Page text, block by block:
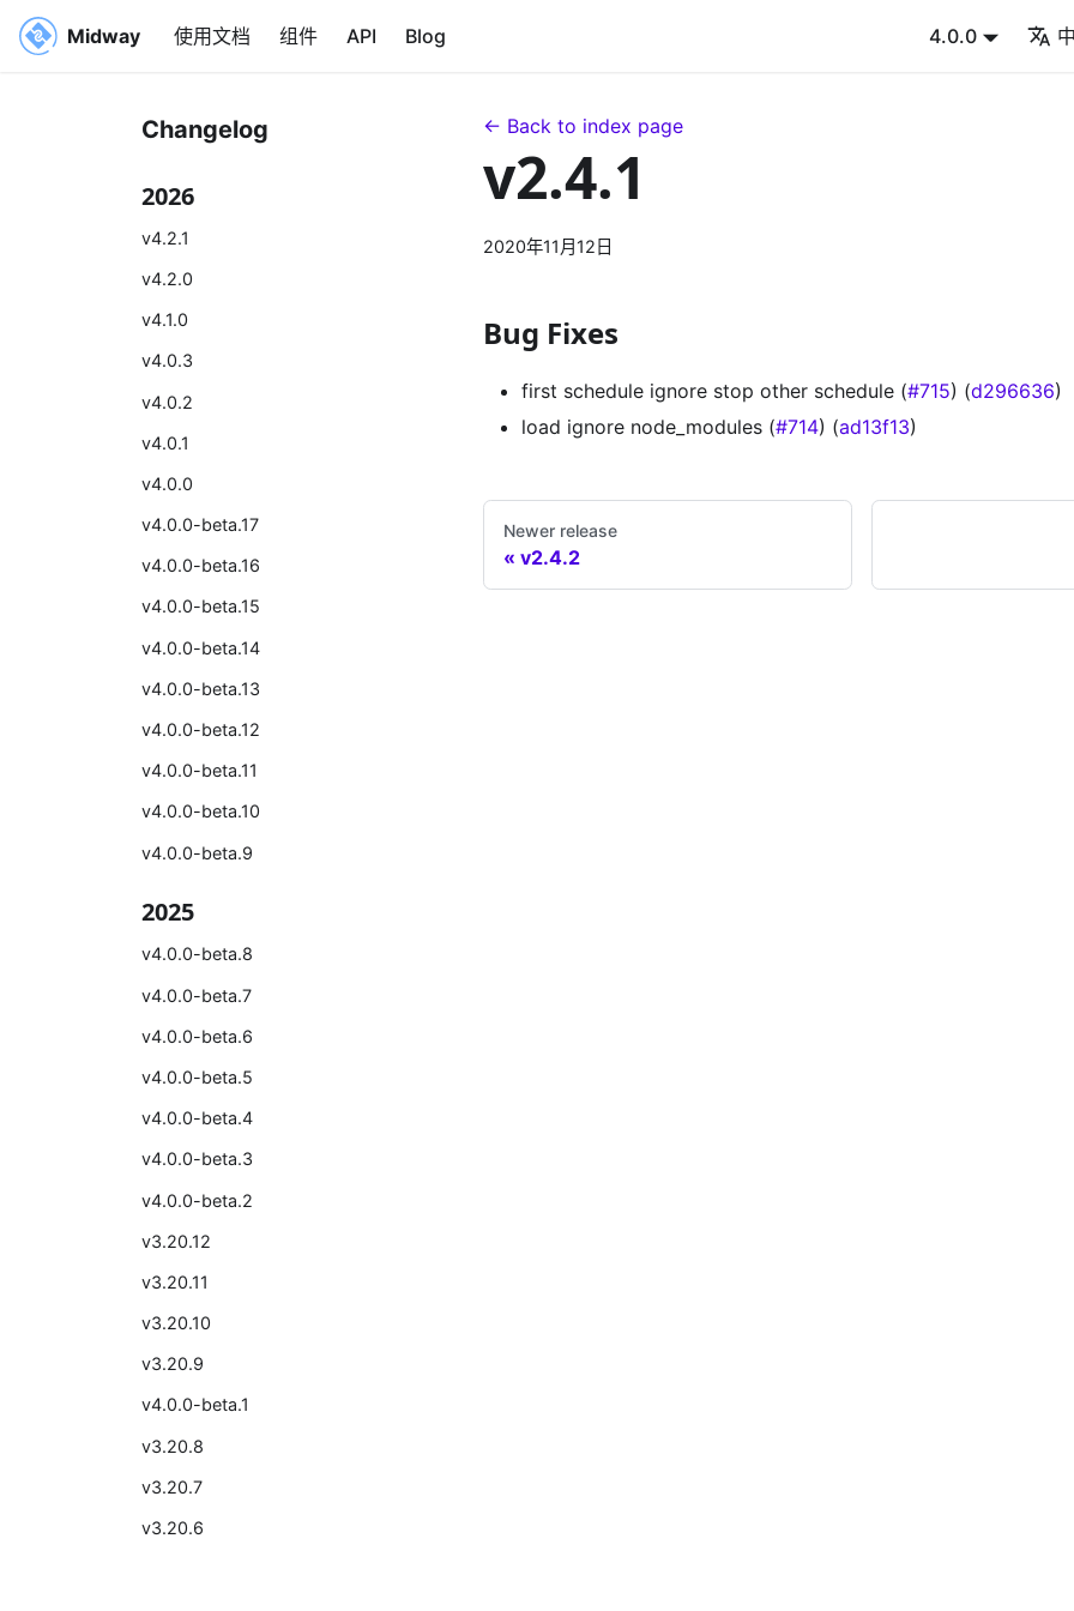
Midway 使用文档 组件 API Blog 4.0.0
Changelog
2026
v4.2.1
v4.2.0
v4.1.0
v4.0.3
v4.0.2
v4.0.1
v4.0.0
v4.0.0-beta.17
v4.0.0-beta.16
v4.0.0-beta.15
v4.0.0-beta.14
v4.0.0-beta.13
v4.0.0-beta.12
v4.0.0-beta.11
v4.0.0-beta.10
v4.0.0-beta.9
2025
v4.0.0-beta.8
v4.0.0-beta.7
v4.0.0-beta.6
v4.0.0-beta.5
v4.0.0-beta.4
v4.0.0-beta.3
v4.0.0-beta.2
v3.20.12
v3.20.11
v3.20.10
v3.20.9
v4.0.0-beta.1
v3.20.8
v3.20.7
v3.20.6
← Back to index page
v2.4.1
2020年11月12日
Bug Fixes
first schedule ignore stop other schedule (#715) (d296636)
load ignore node_modules (#714) (ad13f13)
Newer release
v2.4.2